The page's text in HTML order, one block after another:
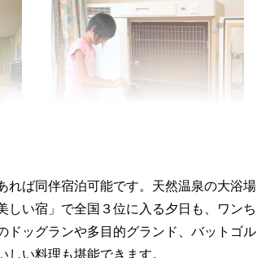
れば同伴宿泊可能です。天然温泉の大浴場
い宿」で全国３位に入る夕日も、ワンち
ドッグランや多目的グランド、バットゴル
い料理も堪能できます。